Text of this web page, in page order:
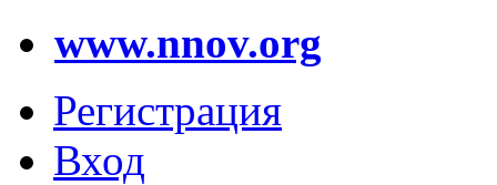
www.nnov.org
Регистрация
Вход